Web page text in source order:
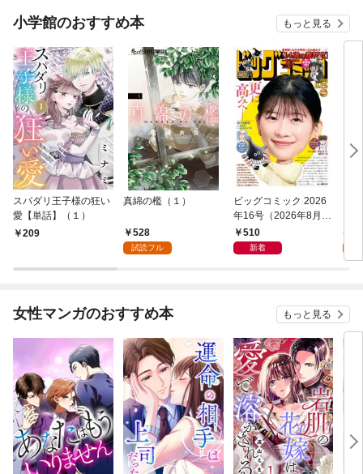
小学館のおすすめ本 もっと見る
スパダリ王子様の狂い
愛【単話】（１）
209
真綿の檻（１）
528
試読フル
ビッグコミック 2026
年16号（2026年8月7
日発売）
510
新着
女性マンガのおすすめ本 もっと見る